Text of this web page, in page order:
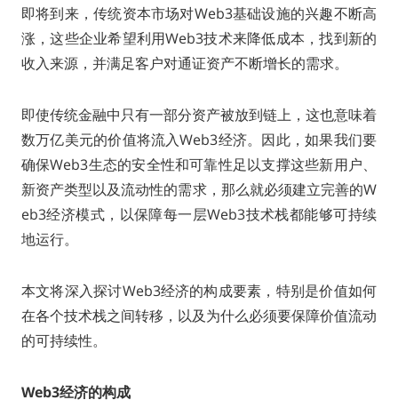
即将到来，传统资本市场对Web3基础设施的兴趣不断高
涨，这些企业希望利用Web3技术来降低成本，找到新的
收入来源，并满足客户对通证资产不断增长的需求。
即使传统金融中只有一部分资产被放到链上，这也意味着
数万亿美元的价值将流入Web3经济。因此，如果我们要
确保Web3生态的安全性和可靠性足以支撑这些新用户、
新资产类型以及流动性的需求，那么就必须建立完善的W
eb3经济模式，以保障每一层Web3技术栈都能够可持续
地运行。
本文将深入探讨Web3经济的构成要素，特别是价值如何
在各个技术栈之间转移，以及为什么必须要保障价值流动
的可持续性。
Web3经济的构成